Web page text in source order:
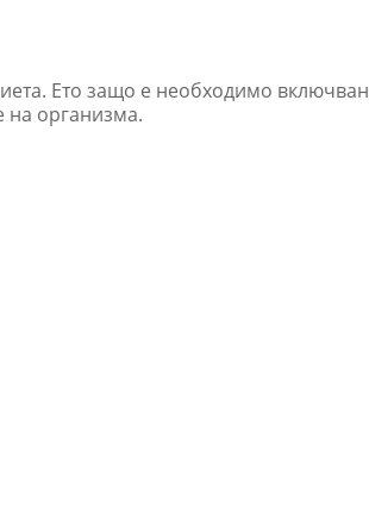
Ето защо е необходимо
на организма.